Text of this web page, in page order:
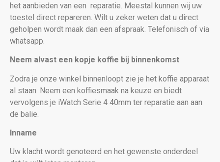
het aanbieden van een reparatie. Meestal kunnen wij uw
toestel direct repareren. Wilt u zeker weten dat u direct
geholpen wordt maak dan een afspraak. Telefonisch of via
whatsapp.
Neem alvast een kopje koffie bij binnenkomst
Zodra je onze winkel binnenloopt zie je het koffie apparaat
al staan. Neem een koffiesmaak na keuze en biedt
vervolgens je iWatch Serie 4 40mm ter reparatie aan aan
de balie.
Inname
Uw klacht wordt genoteerd en het gewenste onderdeel